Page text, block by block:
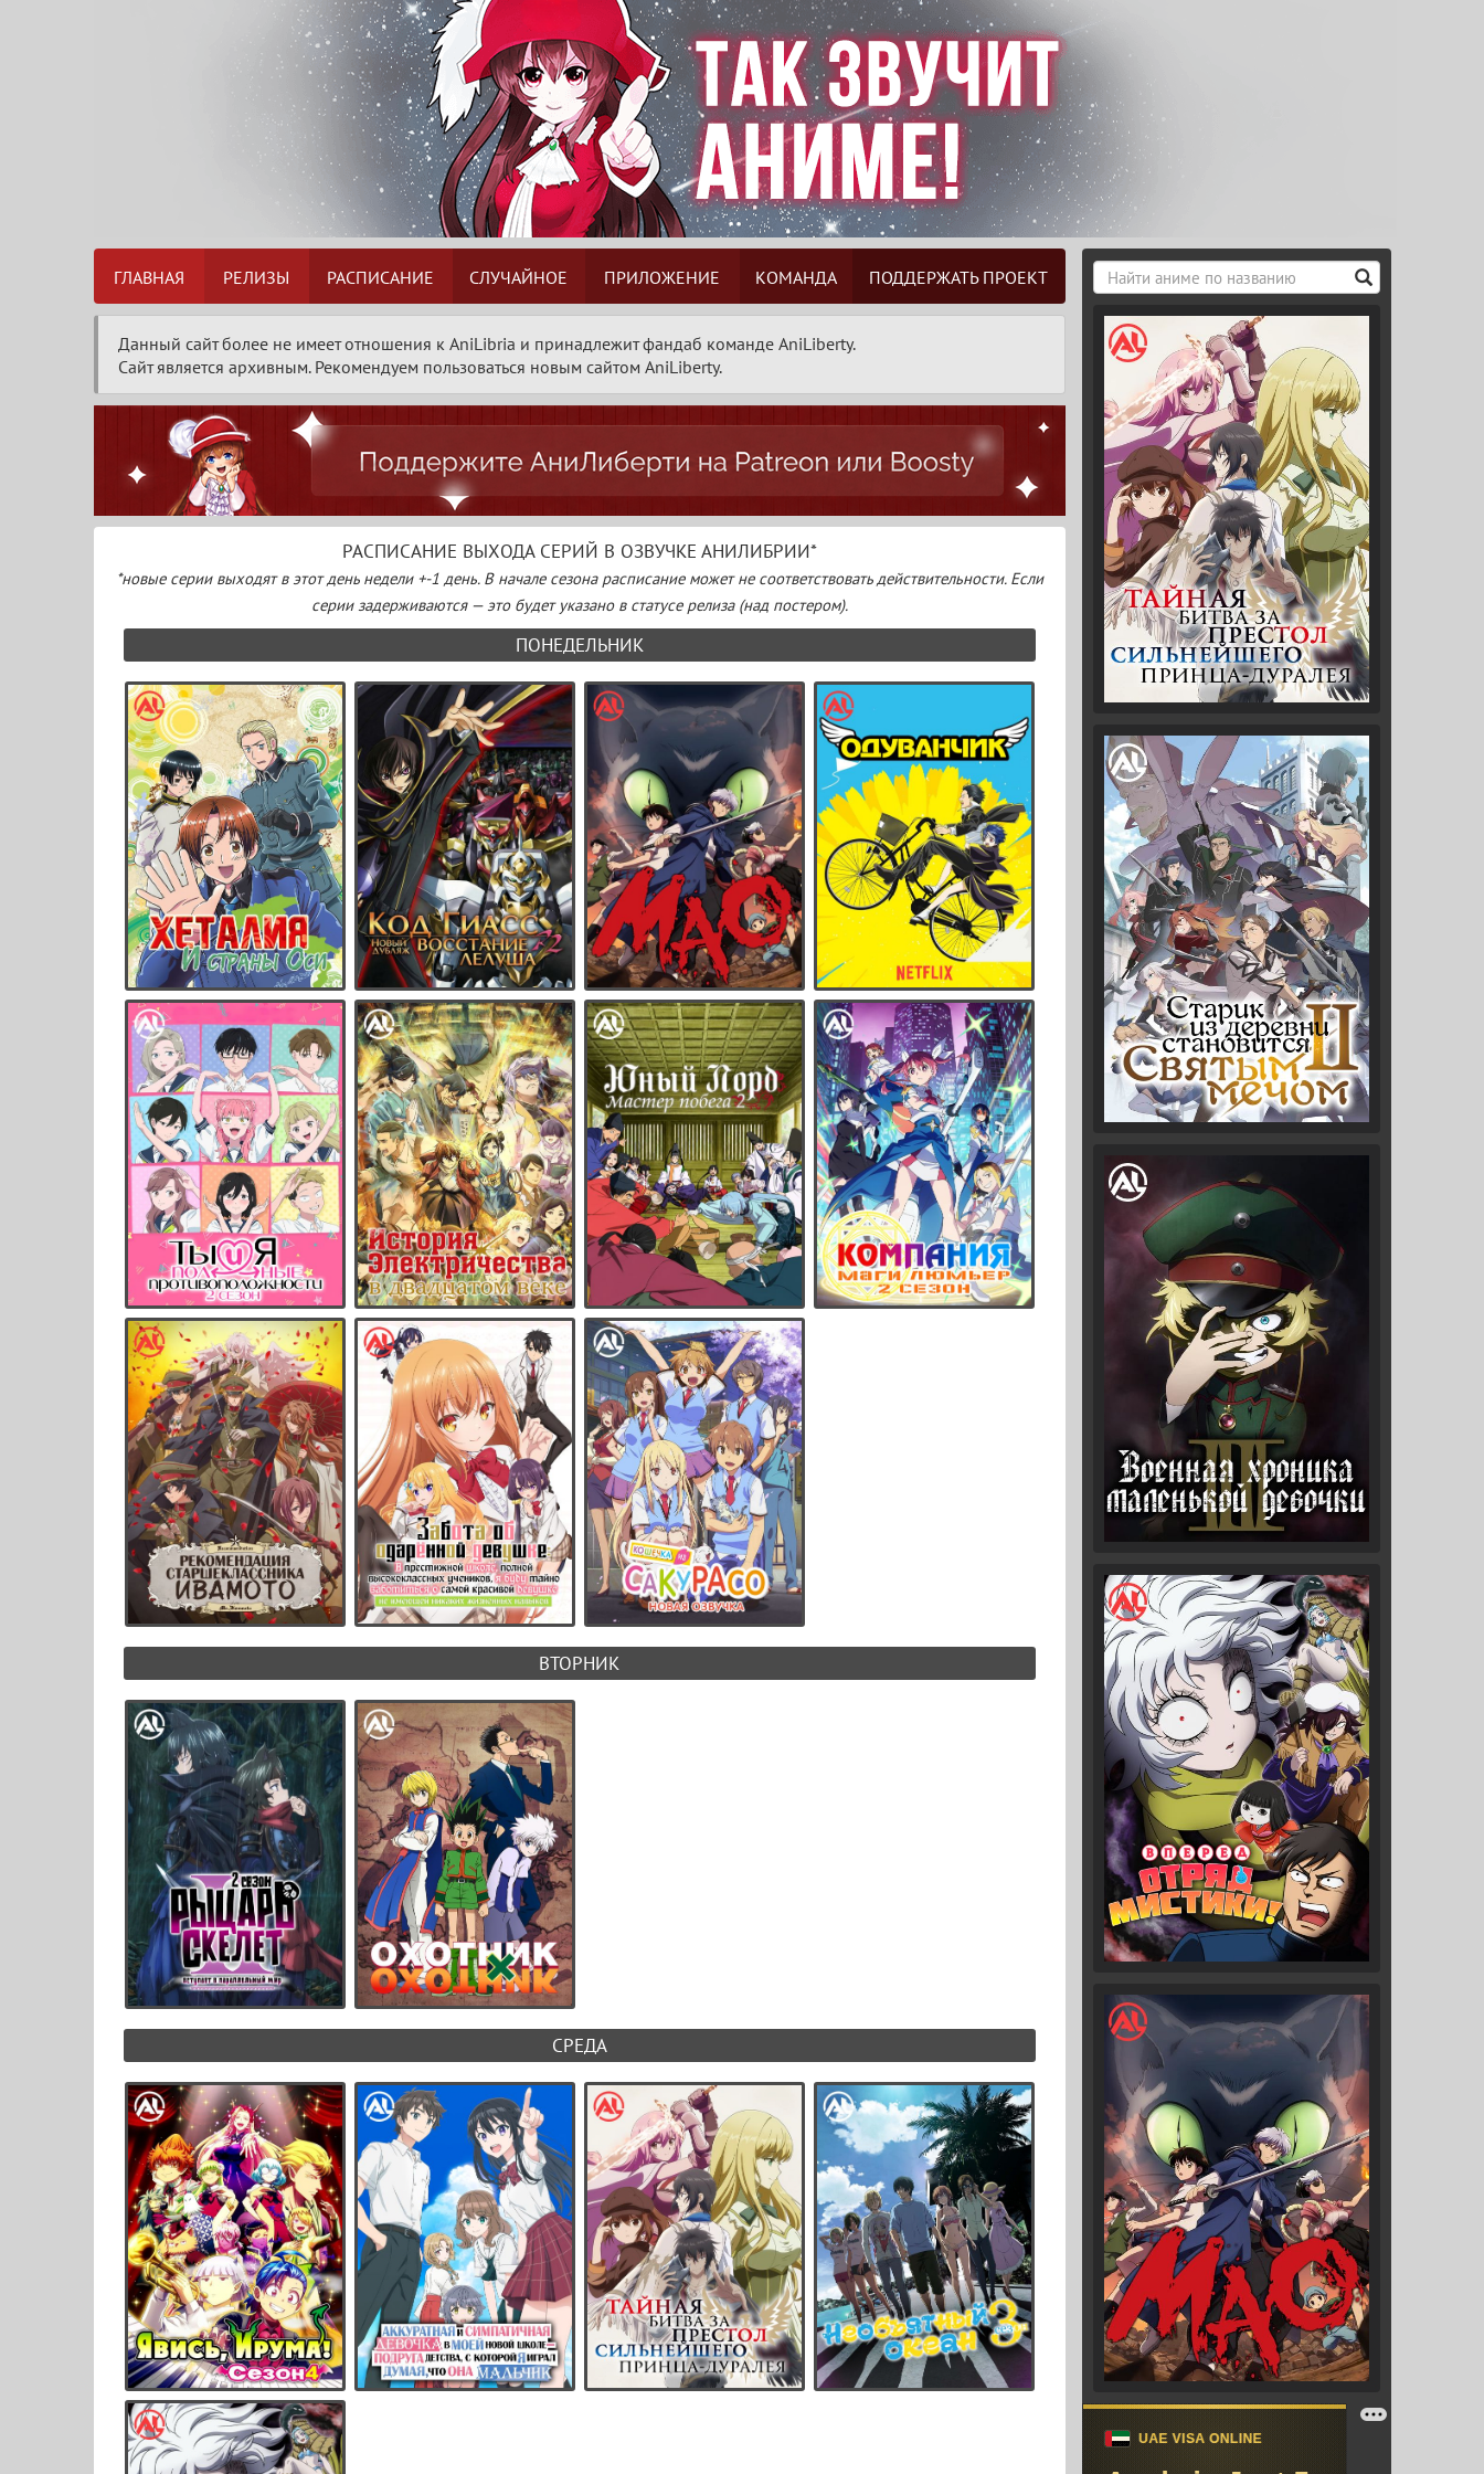
ГЛАВНАЯ РЕЛИЗЫ РАСПИСАНИЕ СЛУЧАЙНОЕ ПРИЛОЖЕНИЕ КОМАНДА ПОДДЕРЖАТЬ ПРОЕКТ
Данный сайт более не имеет отношения к AniLibria и принадлежит фандаб команде AniLiberty.
Сайт является архивным. Рекомендуем пользоваться новым сайтом AniLiberty.
РАСПИСАНИЕ ВЫХОДА СЕРИЙ В ОЗВУЧКЕ АНИЛИБРИИ*
*новые серии выходят в этот день недели +-1 день. В начале сезона расписание может не соответствовать действительности. Если
серии задерживаются — это будет указано в статусе релиза (над постером).
ПОНЕДЕЛЬНИК
ВТОРНИК
СРЕДА